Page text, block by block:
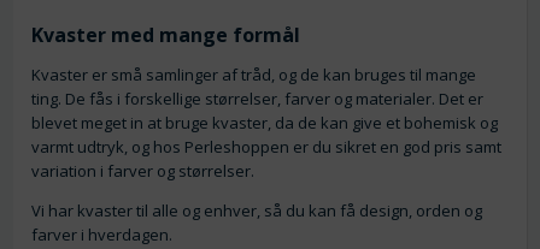
Kvaster med mange formål
Kvaster er små samlinger af tråd, og de kan bruges til mange
ting. De fås i forskellige størrelser, farver og materialer. Det er
blevet meget in at bruge kvaster, da de kan give et bohemisk og
varmt udtryk, og hos Perleshoppen er du sikret en god pris samt
variation i farver og størrelser.
Vi har kvaster til alle og enhver, så du kan få design, orden og
farver i hverdagen.